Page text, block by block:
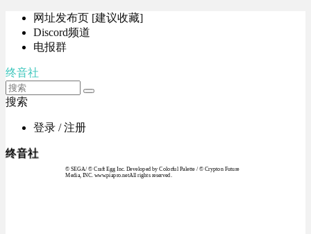
网址发布页 [建议收藏]
Discord频道
电报群
终音社
搜索
登录 / 注册
终音社
© SEGA / © Craft Egg Inc. Developed by Colorful Palette / © Crypton Future
Media, INC. www.piapro.netAll rights reserved.